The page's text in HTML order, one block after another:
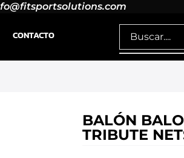
CONTACTO
BALÓN
TRIBUTE